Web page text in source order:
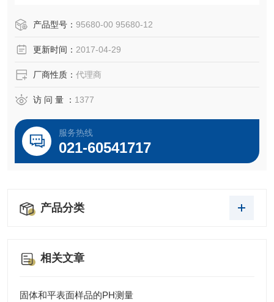
认证：无。
灭菌：环氧乙烷。
产品型号： 95680-00 95680-12
更新时间： 2017-04-29
厂商性质： 代理商
访 问 量 ： 1377
服务热线
021-60541717
产品分类
相关文章
固体和平表面样品的PH测量